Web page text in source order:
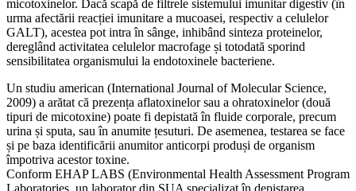
micotoxinelor. Dacă scapă de filtrele sistemului imunitar digestiv (în
urma afectării reacției imunitare a mucoasei, respectiv a celulelor
GALT), acestea pot intra în sânge, inhibând sinteza proteinelor,
dereglând activitatea celulelor macrofage și totodată sporind
sensibilitatea organismului la endotoxinele bacteriene.
Un studiu american (International Journal of Molecular Science,
2009) a arătat că prezența aflatoxinelor sau a ohratoxinelor (două
tipuri de micotoxine) poate fi depistată în fluide corporale, precum
urina și sputa, sau în anumite țesuturi. De asemenea, testarea se face
și pe baza identificării anumitor anticorpi produși de organism
împotriva acestor toxine.
Conform EHAP LABS (Environmental Health Assessment Program